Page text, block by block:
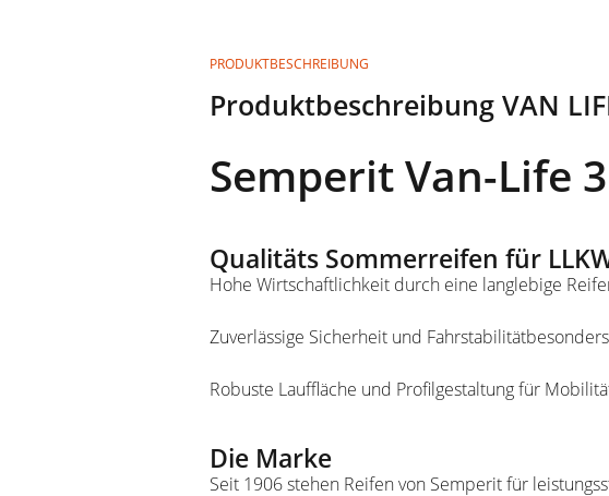
PRODUKTBESCHREIBUNG
Produktbeschreibung VAN
Semperit Van-Life 3
Qualitäts Sommerreifen für
Hohe Wirtschaftlichkeit durch eine langlebige
Zuverlässige Sicherheit und
Robuste Lauffläche und Profilgestaltung für
Die Marke
Seit 1906 stehen Reifen von Semperit für